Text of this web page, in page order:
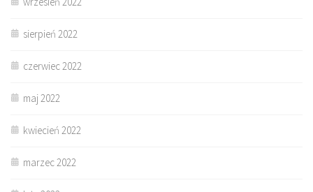
sierpień 2022
czerwiec 2022
maj 2022
kwiecień 2022
marzec 2022